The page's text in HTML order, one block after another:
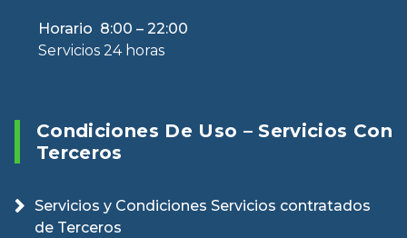
Horario 8:00 – 22:00
Servicios 24 horas
Condiciones De Uso – Servicios Con
Terceros
Servicios y Condiciones Servicios contratados
de Terceros